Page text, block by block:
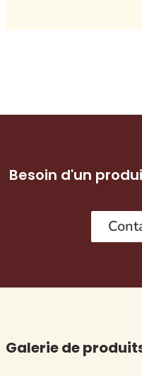
Besoin d'un
Galerie de